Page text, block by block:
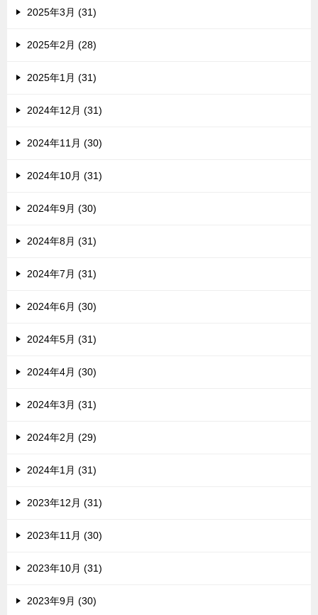
2025年3月 (31)
2025年2月 (28)
2025年1月 (31)
2024年12月 (31)
2024年11月 (30)
2024年10月 (31)
2024年9月 (30)
2024年8月 (31)
2024年7月 (31)
2024年6月 (30)
2024年5月 (31)
2024年4月 (30)
2024年3月 (31)
2024年2月 (29)
2024年1月 (31)
2023年12月 (31)
2023年11月 (30)
2023年10月 (31)
2023年9月 (30)